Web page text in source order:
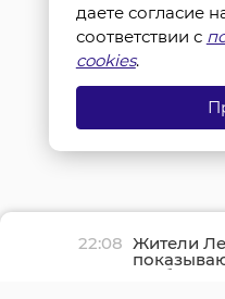
22:08 Жители
грибные
даете согласие
соответствии с
cookies.